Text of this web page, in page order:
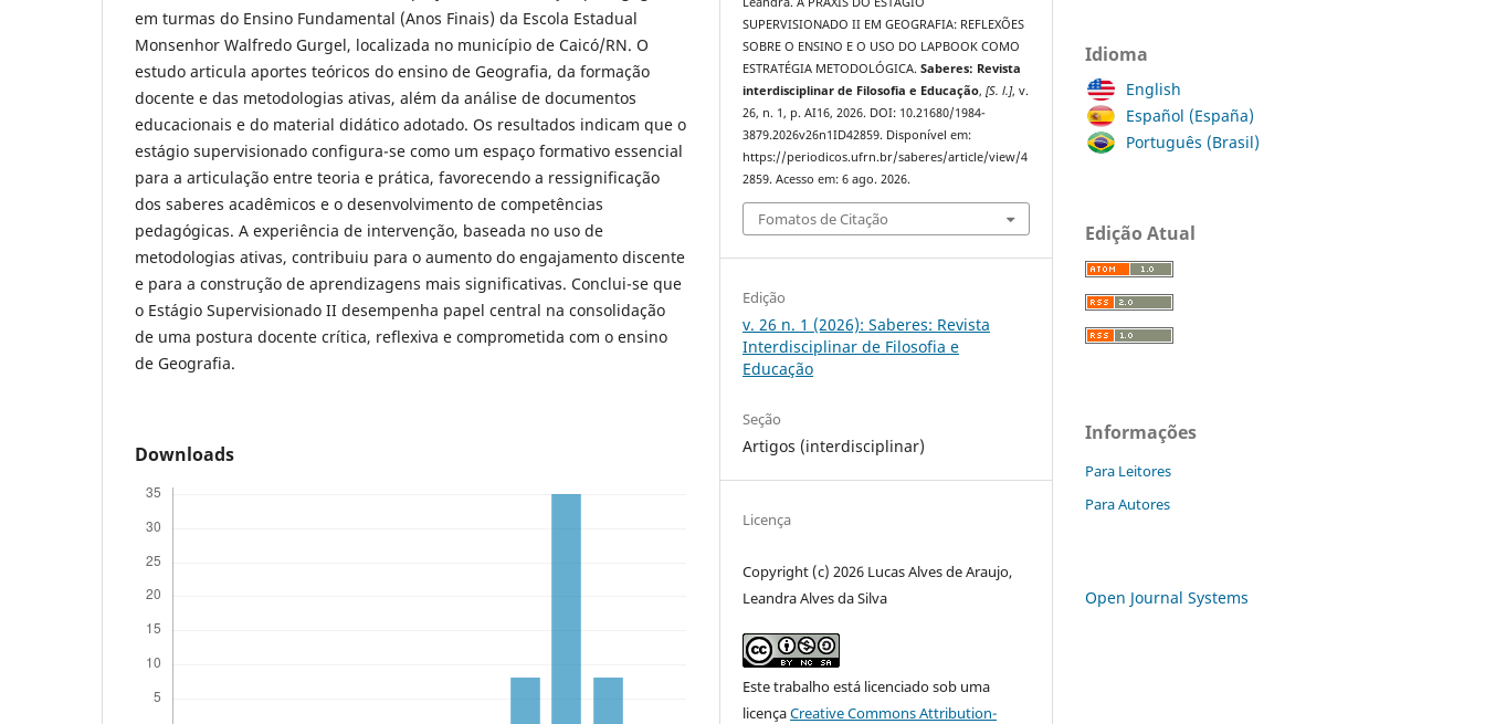
em turmas do Ensino Fundamental (Anos Finais) da Escola Estadual
Monsenhor Walfredo Gurgel, localizada no município de Caicó/RN. O
estudo articula aportes teóricos do ensino de Geografia, da formação
docente e das metodologias ativas, além da análise de documentos
educacionais e do material didático adotado. Os resultados indicam que o
estágio supervisionado configura-se como um espaço formativo essencial
para a articulação entre teoria e prática, favorecendo a ressignificação
dos saberes acadêmicos e o desenvolvimento de competências
pedagógicas. A experiência de intervenção, baseada no uso de
metodologias ativas, contribuiu para o aumento do engajamento discente
e para a construção de aprendizagens mais significativas. Conclui-se que
o Estágio Supervisionado II desempenha papel central na consolidação
de uma postura docente crítica, reflexiva e comprometida com o ensino
de Geografia.
Downloads
SUPERVISIONADO II EM GEOGRAFIA: REFLEXÕES
SOBRE O ENSINO E O USO DO LAPBOOK COMO
ESTRATÉGIA METODOLÓGICA.Saberes: Revista
interdisciplinar de Filosofia e Educação,[S. l.], v.
26, n. 1, p. AI16, 2026. DOI: 10.21680/1984-
3879.2026v26n1ID42859. Disponível em:
https://periodicos.ufrn.br/saberes/article/view/4
2859. Acesso em: 6 ago. 2026.
Fomatos de Citação
Edição
v. 26 n. 1 (2026): Saberes: Revista
Interdisciplinar de Filosofia e
Educação
Seção
Artigos (interdisciplinar)
Licença
Copyright (c) 2026 Lucas Alves de Araujo,
Leandra Alves da Silva
Este trabalho está licenciado sob uma
licençaCreative Commons Attribution-
Idioma
English
Español (España)
Português (Brasil)
Edição Atual
Informações
Para Leitores
Para Autores
Open Journal Systems